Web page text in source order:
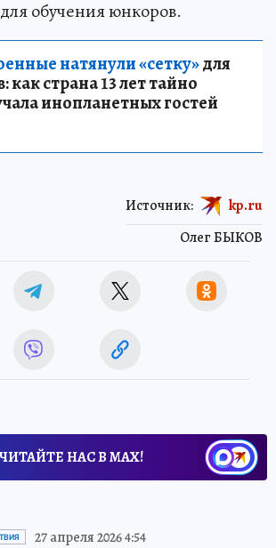
обучения юнкоров.
натянули «сетку»для
страна 13 лет тайно
инопланетных гостей
Олег БЫКОВ
Источник: kp.ru
ЧИТАЙТЕ НАС В МАХ!
27 апреля 2026 4:54